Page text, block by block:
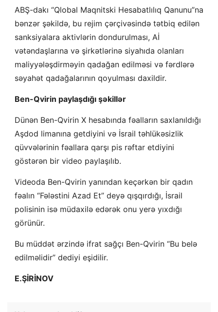
ABŞ-dakı “Qlobal Maqnitski Hesabatlılıq Qanunu”na
bənzər şəkildə, bu rejim çərçivəsində tətbiq edilən
sanksiyalara aktivlərin dondurulması, Aİ
vətəndaşlarına və şirkətlərinə siyahıda olanları
maliyyələşdirməyin qadağan edilməsi və fərdlərə
səyahət qadağalarının qoyulması daxildir.
Ben-Qvirin paylaşdığı şəkillər
Dünən Ben-Qvirin X hesabında fəalların saxlanıldığı
Aşdod limanına getdiyini və İsrail təhlükəsizlik
qüvvələrinin fəallara qarşı pis rəftar etdiyini
göstərən bir video paylaşılıb.
Videoda Ben-Qvirin yanından keçərkən bir qadın
fəalın “Fələstini Azad Et” deyə qışqırdığı, İsrail
polisinin isə müdaxilə edərək onu yerə yıxdığı
görünür.
Bu müddət ərzində ifrat sağçı Ben-Qvirin “Bu belə
edilməlidir” dediyi eşidilir.
E.ŞİRİNOV